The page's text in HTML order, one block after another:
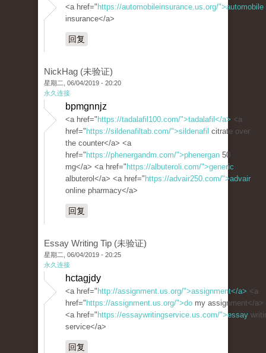
<a href=" https://automobileinsurance.us.org/">automobile
insurance</a>
回复
NickHag (未验证)
星期二, 06/04/2019 - 20:20
永久连接
bpmgnnjz
<a href=" https://tadalafil100.com/">tadalafil</a> <a
href=" https://sildenafiltab.com/">sildenafil citrate over
the counter</a> <a
href=" https://phenergandm.com/">phenergan 50
mg</a> <a href=" https://albuteroli.com/">generic
albuterol</a> <a href=" https://advair250.com/">advair
online pharmacy</a>
回复
Essay Writing Tip (未验证)
星期二, 06/04/2019 - 20:25
永久连接
hctagjdy
<a href=" http://assignment.us.org/">assignment</a> <a
href=" https://assignment.us.org/">do my assignment</a>
<a href=" https://essaywritingservice.us.com/">essay
service</a>
回复